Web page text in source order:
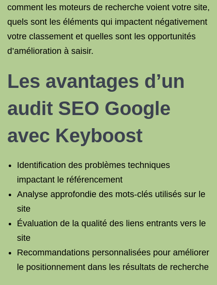
comment les moteurs de recherche voient votre site,
quels sont les éléments qui impactent négativement
votre classement et quelles sont les opportunités
d’amélioration à saisir.
Les avantages d’un
audit SEO Google
avec Keyboost
Identification des problèmes techniques
impactant le référencement
Analyse approfondie des mots-clés utilisés sur le
site
Évaluation de la qualité des liens entrants vers le
site
Recommandations personnalisées pour améliorer
le positionnement dans les résultats de recherche